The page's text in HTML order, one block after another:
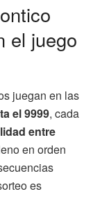
el juego
juegan en las
el 9999, cada
entre
en orden
es